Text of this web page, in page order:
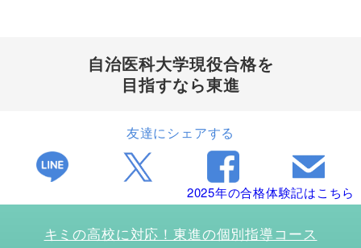
自治医科大学現役合格を
目指すなら東進
友達にシェアする
2025年の合格体験記はこちら
キミの高校に対応！東進の個別指導コース